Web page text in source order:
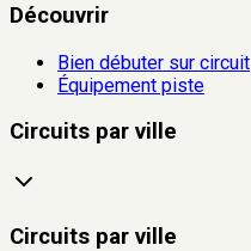
Découvrir
Bien débuter sur circuit
Équipement piste
Circuits par ville
Circuits par ville